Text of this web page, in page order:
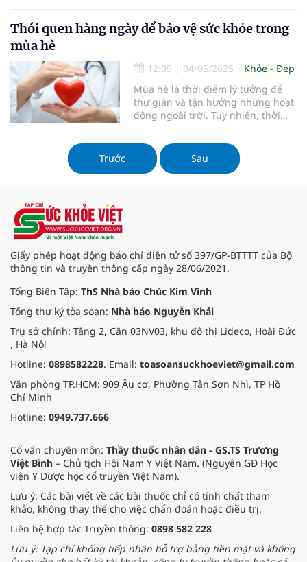
Thói quen hàng ngày để bảo vệ sức khỏe trong
mùa hè
12:09 | 04/06/2025
Khỏe - Đẹp
Mùa hè là thời điểm lý tưởng để
thư giãn và tận hưởng những hoạt
động ngoài trời. Tuy nhiên, thời
nhiều thách thức cho sức khỏe. Để
bảo vệ sức khỏe trong mùa hè, việc
xây dựng các thói quen hàng ngày
Trước Sau
Giấy phép hoạt động báo chí điện tử số 397/GP-BTTTT của Bộ
thông tin và truyền thông cấp ngày 28/06/2021.
Tổng Biên Tập: ThS Nhà báo Chúc Kim Vinh
Tổng thư ký tòa soạn: Nhà báo Nguyễn Khải
Trụ sở chính: Tầng 2, Căn 03NV03, khu đô thị Lideco, Hoài Đức
, Hà Nội
Hotline: 0898582228. Email: toasoansuckhoeviet@gmail.com
Văn phòng TP.HCM: 909 Âu cơ, Phường Tân Sơn Nhì, TP Hồ
Chí Minh
Hotline: 0949.737.666
Cố vấn chuyên môn: Thầy thuốc nhân dân - GS.TS Trương
Việt Bình – Chủ tịch Hội Nam Y Việt Nam. (Nguyên GĐ Học
viện Y Dược học cổ truyền Việt Nam).
Lưu ý: Các bài viết về các bài thuốc chỉ có tính chất tham
khảo, không thay thế cho việc chẩn đoán hoặc điều trị.
Liên hệ hợp tác Truyền thông: 0898 582 228
Lưu ý: Tạp chí không tiếp nhận hỗ trợ bằng tiền mặt và không